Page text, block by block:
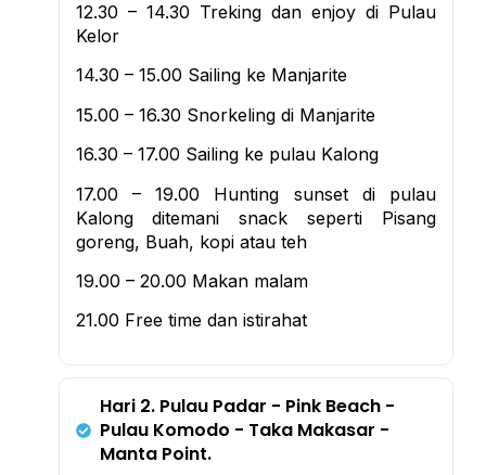
12.30 – 14.30 Treking dan enjoy di Pulau
Kelor
14.30 – 15.00 Sailing ke Manjarite
15.00 – 16.30 Snorkeling di Manjarite
16.30 – 17.00 Sailing ke pulau Kalong
17.00 – 19.00 Hunting sunset di pulau
Kalong ditemani snack seperti Pisang
goreng, Buah, kopi atau teh
19.00 – 20.00 Makan malam
21.00 Free time dan istirahat
Hari 2. Pulau Padar - Pink Beach -
Pulau Komodo - Taka Makasar -
Manta Point.